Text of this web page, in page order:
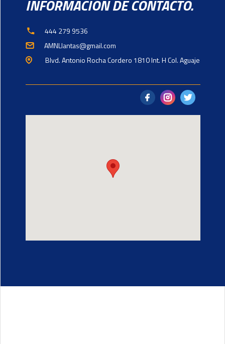
INFORMACIÓN DE CONTACTO.
444 279 9536
AMNLlantas@gmail.com
Blvd. Antonio Rocha Cordero 1810 Int. H Col. Aguaje